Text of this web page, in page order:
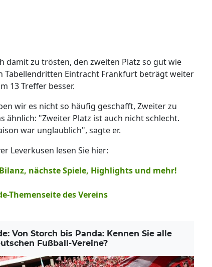
damit zu trösten, den zweiten Platz so gut wie
Tabellendritten Eintracht Frankfurt beträgt weiter
13 Treffer besser.
wir es nicht so häufig geschafft, Zweiter zu
ähnlich: "Zweiter Platz ist auch nicht schlecht.
war unglaublich", sagte er.
Leverkusen lesen Sie hier:
nächste Spiele, Highlights und mehr!
Themenseite des Vereins
Von Storch bis Panda: Kennen Sie alle
Fußball-Vereine?